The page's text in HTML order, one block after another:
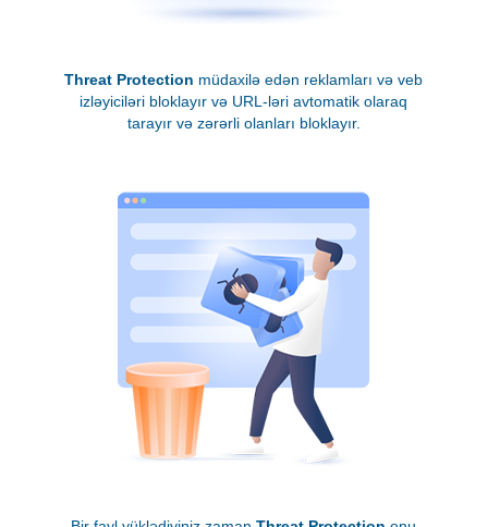
Threat Protection müdaxilə edən reklamları və veb
izləyiciləri bloklayır və URL-ləri avtomatik olaraq
tarayır və zərərli olanları bloklayır.